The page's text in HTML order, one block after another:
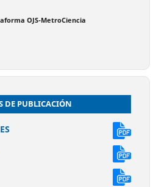
OJS-MetroCiencia
DE PUBLICACIÓN